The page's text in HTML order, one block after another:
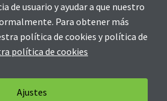
de usuario y ayudar a que nuestro
Para obtener más
política de cookies y política de
política de cookies
Ajustes
podemos colaborar?